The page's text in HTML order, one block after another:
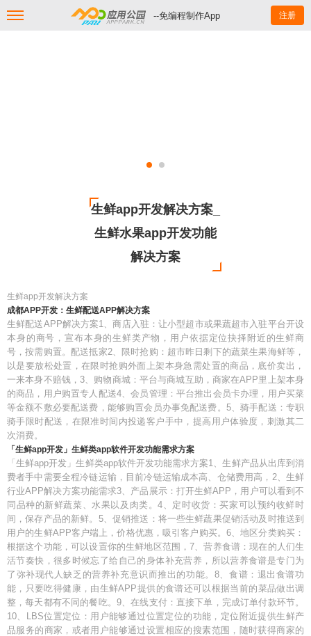
--免编程制作App 注册
生鲜app开发解决方案_
生鲜水果app开发功能
解决方案
生鲜app开发解决方案
成都APP开发：生鲜配送APP解决方案
生鲜配送APP解决方案1、商店入驻：让小型超市或果蔬超市入驻平台开设
本身的商号，宣布本身的生鲜类产物，用户依据定位抉择附近的生鲜商
号，按需购置。配送抵家2、限时抢购：超市昨日剩下的蔬菜生果海鲜等，
以是要放松处置，在限时抢购外面上架本身急需处置的商品，底价卖出，
一来本身不赔钱，3、购物商城：平台与商城互助，商家在APP里上架本身
的商品，用户购置专人配送4、会员管理：平台推出会员卡办理，用户买菜
等金额不敷必要配送费，能够购置会员办事免配送费。5、骑手配送：专职
骑手限时配送，在限准时间内投递客户手中，提高用户体验度，刺激其二
次消费。
「生鲜app开发」生鲜类app软件开发功能需求方案
「生鲜app开发」生鲜类app软件开发功能需求方案1、生鲜产品从出库到消
费者手中需要全程冷链运输，目前冷链运输成本高、仓储费用高，2、生鲜
行业APP解决方案功能需求3、产品展示：打开生鲜APP，用户可以看到不
同品种的新鲜蔬菜、水果以及肉类。4、定时收货：买家可以预约收鲜时
间，保存产品的新鲜。5、促销推送：将一些生鲜蔬果促销活动及时推送到
用户的生鲜APP客户端上，价格优惠，吸引客户购买。6、地区分类购买：
根据这个功能，可以设置你的生鲜地区范围，7、营养食谱：现在的人们生
活节奏快，很多时候忘了给自己的身体补充营养，所以营养食谱是专门为
了弥补现代人缺乏的营养补充意识而推出的功能。8、食谱：退出食谱功
能，只要吃得健康，由生鲜APP提供的食谱还可以根据当前的菜品做出调
整，每天都有不同的餐吃。9、在线支付：直接下单，完成订单付款环节。
10、LBS位置定位：用户能够通过位置定位的功能，定位附近提供生鲜产
品服务的商家，或者用户能够通过设置相应的搜素范围，随时获得商家的